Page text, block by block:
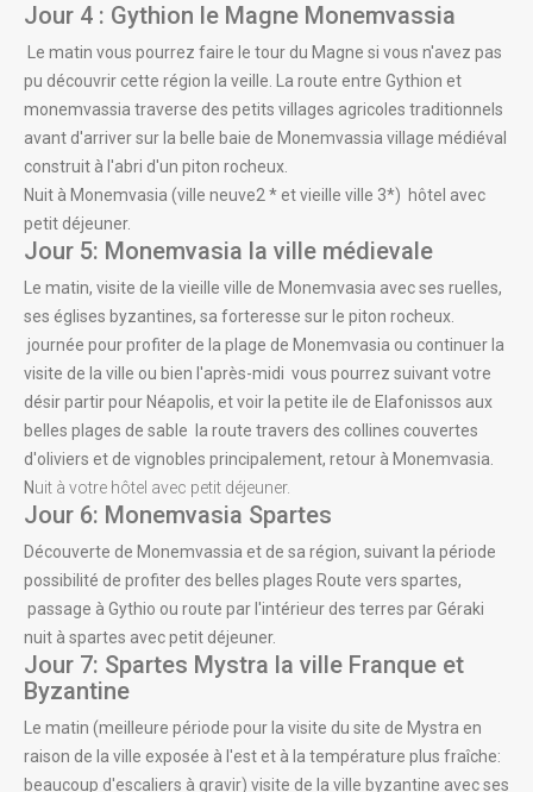
Jour 4 : Gythion le Magne Monemvassia
Le matin vous pourrez faire le tour du Magne si vous n'avez pas
pu découvrir cette région la veille. La route entre Gythion et
monemvassia traverse des petits villages agricoles traditionnels
avant d'arriver sur la belle baie de Monemvassia village médiéval
construit à l'abri d'un piton rocheux.
Nuit à Monemvasia (ville neuve2 * et vieille ville 3*) hôtel avec
petit déjeuner.
Jour 5: Monemvasia la ville médievale
Le matin, visite de la vieille ville de Monemvasia avec ses ruelles,
ses églises byzantines, sa forteresse sur le piton rocheux.
journée pour profiter de la plage de Monemvasia ou continuer la
visite de la ville ou bien l'après-midi vous pourrez suivant votre
désir partir pour Néapolis, et voir la petite ile de Elafonissos aux
belles plages de sable la route travers des collines couvertes
d'oliviers et de vignobles principalement, retour à Monemvasia.
Nuit à votre hôtel avec petit déjeuner.
Jour 6: Monemvasia Spartes
Découverte de Monemvassia et de sa région, suivant la période
possibilité de profiter des belles plages Route vers spartes,
passage à Gythio ou route par l'intérieur des terres par Géraki
nuit à spartes avec petit déjeuner.
Jour 7: Spartes Mystra la ville Franque et
Byzantine
Le matin (meilleure période pour la visite du site de Mystra en
raison de la ville exposée à l'est et à la température plus fraîche:
beaucoup d'escaliers à gravir) visite de la ville byzantine avec ses